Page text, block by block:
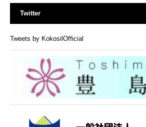
Twitter
Tweets by KokosilOfficial